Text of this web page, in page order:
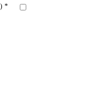
*